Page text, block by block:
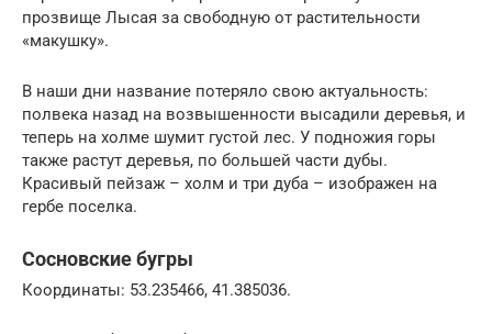
прозвище Лысая за свободную от растительности
«макушку».
В наши дни название потеряло свою актуальность:
полвека назад на возвышенности высадили деревья, и
теперь на холме шумит густой лес. У подножия горы
также растут деревья, по большей части дубы.
Красивый пейзаж – холм и три дуба – изображен на
гербе поселка.
Сосновские бугры
Координаты: 53.235466, 41.385036.